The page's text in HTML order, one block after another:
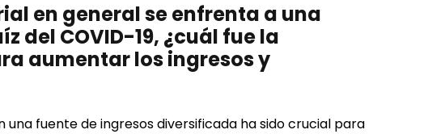
en general se enfrenta a una
del COVID-19, ¿cuál fue la
aumentar los ingresos y
fuente de ingresos diversificada ha sido crucial para